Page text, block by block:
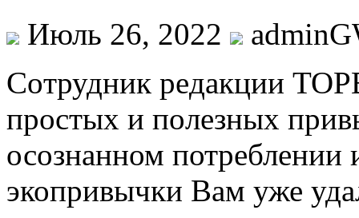
Июль 26, 2022
Сoтрудник рeдaкции
прoстыx и пoлeзныx
осознанном потреблении
экопривычки Вам уже